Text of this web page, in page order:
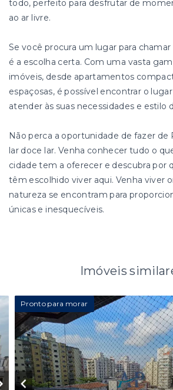
todo, perfeito para desfrutar de
ao ar livre.
Se você procura um lugar para chamar
é a escolha certa. Com uma vasta
imóveis, desde apartamentos
espaçosas, é possível encontrar o
atender às suas necessidades e estilo
Não perca a oportunidade de fazer de
lar doce lar. Venha conhecer tudo o
cidade tem a oferecer e descubra por
têm escolhido viver aqui. Venha viver
natureza se encontram para
únicas e inesquecíveis.
Imóveis
Pronto para morar